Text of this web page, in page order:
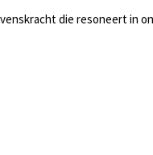
die resoneert in